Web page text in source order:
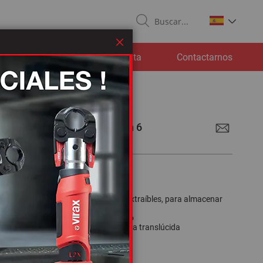
Servicio posventa Contactarnos
Virabox con 6
6 compartimentos extraíbles, para almacenar
nada sale de su compartimento
estado del stockgracias a su tapa translúcida
el conjunto Virabox
Cerrar